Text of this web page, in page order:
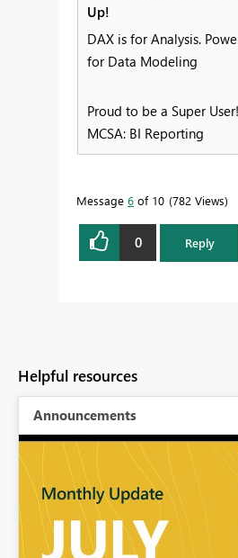
Up!
DAX is for Analysis.
for Data Modeling
Proud to be a Super User!
MCSA: BI Reporting
Message 6 of 10 782 Views
0 Reply
Helpful resources
Announcements